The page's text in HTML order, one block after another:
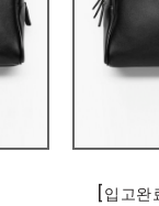
[입고